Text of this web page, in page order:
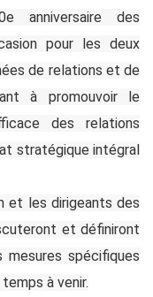
anniversaire des
pour les deux
de relations et de
à promouvoir le
des relations
stratégique intégral
et les dirigeants des
et définiront
spécifiques
à venir.